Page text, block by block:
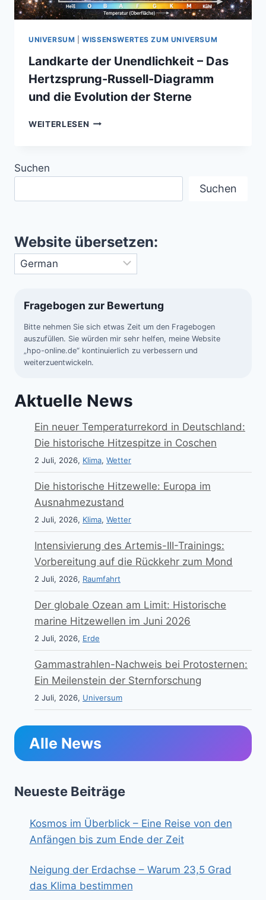
UNIVERSUM |WISSENSWERTES ZUM UNIVERSUM
Landkarte der Unendlichkeit – Das
Hertzsprung-Russell-Diagramm
und die Evolution der Sterne
WEITERLESEN LANDKARTE
EVOLUTION
Suchen
Suchen
Website übersetzen:
Fragebogen zur Bewertung
Bitte nehmen Sie sich etwas Zeit um den Fragebogen
auszufüllen. Sie würden mir sehr helfen, meine Website
„hpo-online.de“ kontinuierlich zu verbessern und
weiterzuentwickeln.
Aktuelle News
Ein neuer Temperaturrekord in Deutschland:
Die historische Hitzespitze in Coschen
2 Juli, 2026, Klima, Wetter
Die historische Hitzewelle: Europa im
Ausnahmezustand
2 Juli, 2026, Klima, Wetter
Intensivierung des Artemis-III-Trainings:
Vorbereitung auf die Rückkehr zum Mond
2 Juli, 2026, Raumfahrt
Der globale Ozean am Limit: Historische
marine Hitzewellen im Juni 2026
2 Juli, 2026, Erde
Gammastrahlen-Nachweis bei Protosternen:
Ein Meilenstein der Sternforschung
2 Juli, 2026, Universum
Alle News
Neueste Beiträge
Kosmos im Überblick – Eine Reise von den
Anfängen bis zum Ende der Zeit
Neigung der Erdachse – Warum 23,5 Grad
das Klima bestimmen